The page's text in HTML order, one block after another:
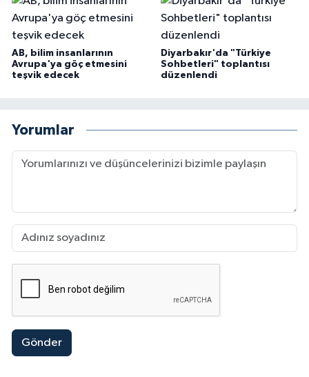
AB, bilim insanlarının
Avrupa'ya göç etmesini
teşvik edecek
Diyarbakır'da "Türkiye
Sohbetleri" toplantısı
düzenlendi
Yorumlar
Gönder